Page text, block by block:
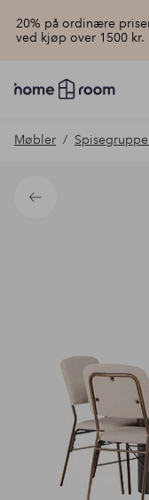
20% på ordinære
ved kjøp over 1500 kr.
Homeroom
–
hjemmet
pris
Møbler
Tilbake